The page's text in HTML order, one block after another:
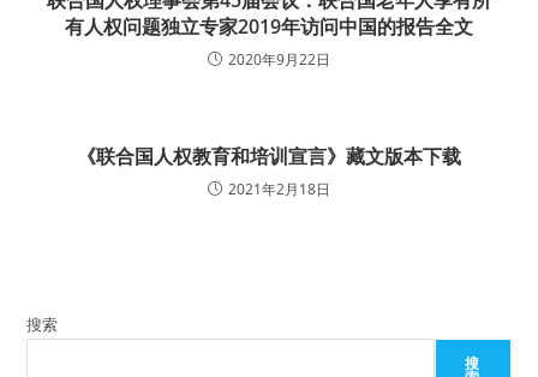
有人权问题独立专家2019年访问中国的报告全文
2020年9月22日
《联合国人权教育和培训宣言》藏文版本下载
2021年2月18日
搜索
搜